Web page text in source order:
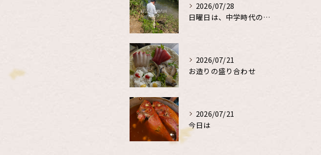
2026/07/28
日曜日は、中学時代の、同級生と鮎釣り
2026/07/21
お造りの盛り合わせ
2026/07/21
今日は